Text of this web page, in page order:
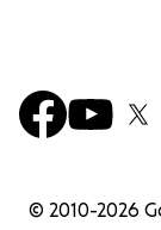
© 2010-2026